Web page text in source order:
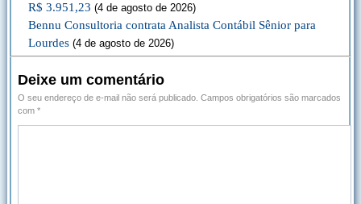
R$ 3.951,23 (4 de agosto de 2026)
Bennu Consultoria contrata Analista Contábil Sênior para
Lourdes (4 de agosto de 2026)
Deixe um comentário
O seu endereço de e-mail não será publicado. Campos obrigatórios são marcados
com *